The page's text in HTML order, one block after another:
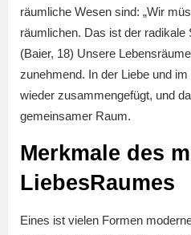
räumliche Wesen sind: „Wir
räumlichen. Das ist der radikale
(Baier, 18) Unsere
zunehmend. In der Liebe und
wieder zusammengefügt, und
gemeinsamer Raum.
Merkmale des
LiebesRaumes
Eines ist vielen Formen